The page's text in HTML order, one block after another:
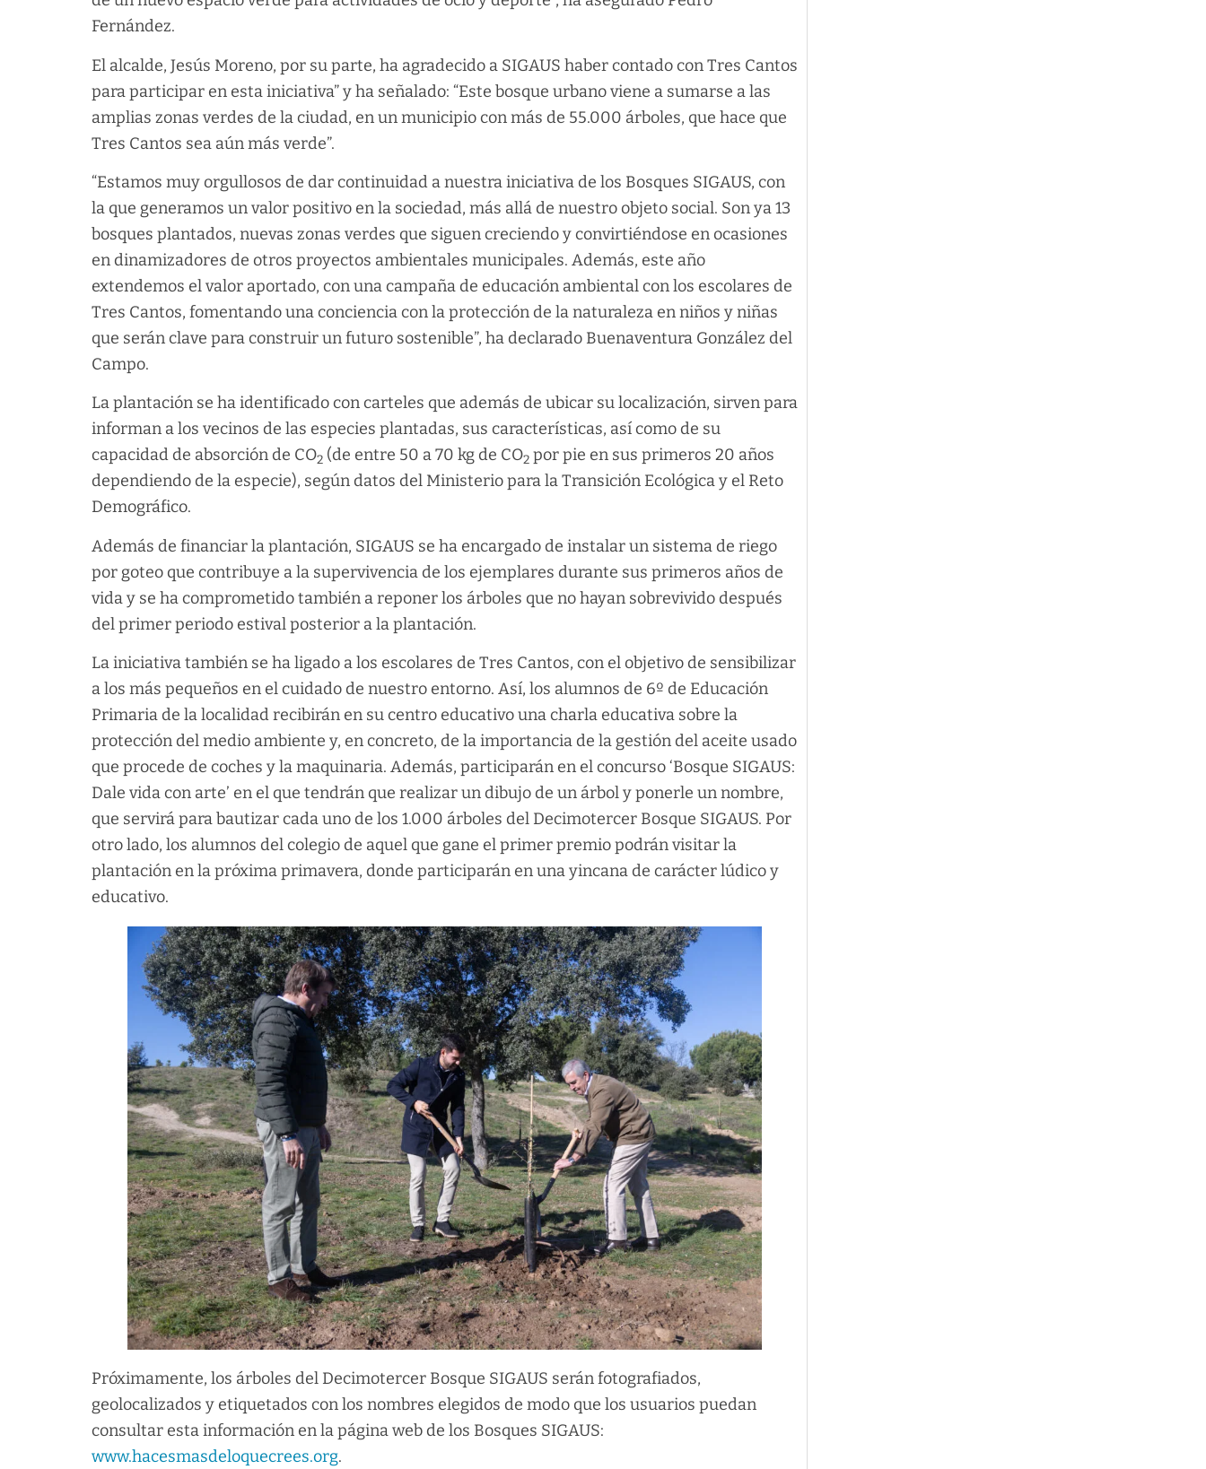
Fernández.
El alcalde, Jesús Moreno, por su parte, ha agradecido a SIGAUS haber contado con Tres Cantos
para participar en esta iniciativa” y ha señalado: “Este bosque urbano viene a sumarse a las
amplias zonas verdes de la ciudad, en un municipio con más de 55.000 árboles, que hace que
Tres Cantos sea aún más verde”.
“Estamos muy orgullosos de dar continuidad a nuestra iniciativa de los Bosques SIGAUS, con
la que generamos un valor positivo en la sociedad, más allá de nuestro objeto social. Son ya 13
bosques plantados, nuevas zonas verdes que siguen creciendo y convirtiéndose en ocasiones
en dinamizadores de otros proyectos ambientales municipales. Además, este año
extendemos el valor aportado, con una campaña de educación ambiental con los escolares de
Tres Cantos, fomentando una conciencia con la protección de la naturaleza en niños y niñas
que serán clave para construir un futuro sostenible”, ha declarado Buenaventura González del
Campo.
La plantación se ha identificado con carteles que además de ubicar su localización, sirven para
informan a los vecinos de las especies plantadas, sus características, así como de su
capacidad de absorción de CO2 (de entre 50 a 70 kg de CO2 por pie en sus primeros 20 años
dependiendo de la especie), según datos del Ministerio para la Transición Ecológica y el Reto
Demográfico.
Además de financiar la plantación, SIGAUS se ha encargado de instalar un sistema de riego
por goteo que contribuye a la supervivencia de los ejemplares durante sus primeros años de
vida y se ha comprometido también a reponer los árboles que no hayan sobrevivido después
del primer periodo estival posterior a la plantación.
La iniciativa también se ha ligado a los escolares de Tres Cantos, con el objetivo de sensibilizar
a los más pequeños en el cuidado de nuestro entorno. Así, los alumnos de 6º de Educación
Primaria de la localidad recibirán en su centro educativo una charla educativa sobre la
protección del medio ambiente y, en concreto, de la importancia de la gestión del aceite usado
que procede de coches y la maquinaria. Además, participarán en el concurso ‘Bosque SIGAUS:
Dale vida con arte’ en el que tendrán que realizar un dibujo de un árbol y ponerle un nombre,
que servirá para bautizar cada uno de los 1.000 árboles del Decimotercer Bosque SIGAUS. Por
otro lado, los alumnos del colegio de aquel que gane el primer premio podrán visitar la
plantación en la próxima primavera, donde participarán en una yincana de carácter lúdico y
educativo.
Próximamente, los árboles del Decimotercer Bosque SIGAUS serán fotografiados,
geolocalizados y etiquetados con los nombres elegidos de modo que los usuarios puedan
consultar esta información en la página web de los Bosques SIGAUS:
www.hacesmasdeloquecrees.org.